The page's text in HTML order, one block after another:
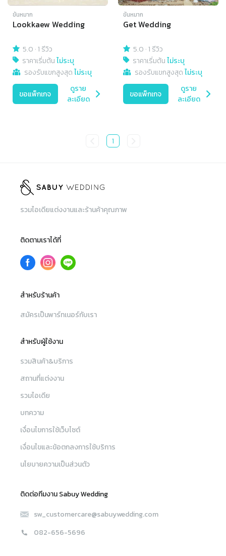
ขันหมาก
Lookkaew Wedding
5.0 ·1 รีวิว
ราคาเริ่มต้นไม่ระบุ
รองรับแขกสูงสุดไม่ระบุ
ขอแพ็กเกจ
ดูราย
ละเอียด
ขันหมาก
Get Wedding
5.0 ·1 รีวิว
ราคาเริ่มต้นไม่ระบุ
รองรับแขกสูงสุดไม่ระบุ
ขอแพ็กเกจ
ดูราย
ละเอียด
1
รวมไอเดียแต่งงานและร้านค้าคุณภาพ
ติดตามเราได้ที่
สำหรับร้านค้า
สมัครเป็นพาร์ทเนอร์กับเรา
สำหรับผู้ใช้งาน
รวมสินค้า&บริการ
สถานที่แต่งงาน
รวมไอเดีย
บทความ
เงื่อนไขการใช้เว็บไซต์
เงื่อนไขและข้อตกลงการใช้บริการ
นโยบายความเป็นส่วนตัว
ติดต่อทีมงาน Sabuy Wedding
sw_customercare@sabuywedding.com
082-656-5696